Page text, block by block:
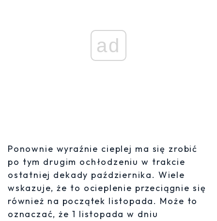
ad
Ponownie wyraźnie cieplej ma się zrobić
po tym drugim ochłodzeniu w trakcie
ostatniej dekady października. Wiele
wskazuje, że to ocieplenie przeciągnie się
również na początek listopada. Może to
oznaczać, że 1 listopada w dniu